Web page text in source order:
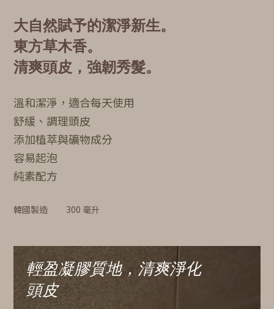
大自然賦予的潔淨新生。
東方草木香。
清爽頭皮，強韌秀髮。
溫和潔淨，適合每天使用
舒緩、調理頭皮
添加植萃與礦物成分
容易起泡
純素配方
韓國製造 300 毫升
輕盈凝膠質地，清爽淨化
頭皮